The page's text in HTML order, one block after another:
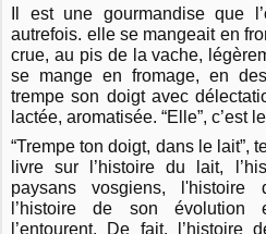
Il est une gourmandise que
autrefois. elle se mangeait en
crue, au pis de la vache,
se mange en fromage, en
trempe son doigt avec
lactée, aromatisée. “Elle”, c’est
“Trempe ton doigt, dans le lait”,
livre sur l’histoire du lait,
paysans vosgiens,
l’histoire de son évolution
l’entourent. De fait, l’histoire